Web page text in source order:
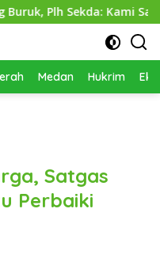
Sekda: Kami Sarankan
Medan Hukrim
Satgas
Perbaiki